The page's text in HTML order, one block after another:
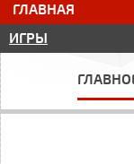
ГЛАВНАЯ
ИГРЫ